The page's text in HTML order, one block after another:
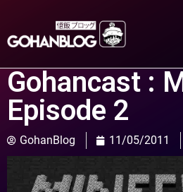
Gohancast :
Episode 2
GohanBlog 11/05/2011